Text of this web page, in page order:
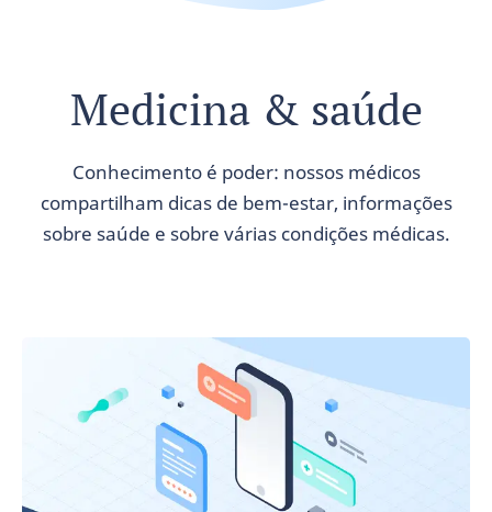
Medicina & saúde
Conhecimento é poder: nossos médicos
compartilham dicas de bem-estar, informações
sobre saúde e sobre várias condições médicas.